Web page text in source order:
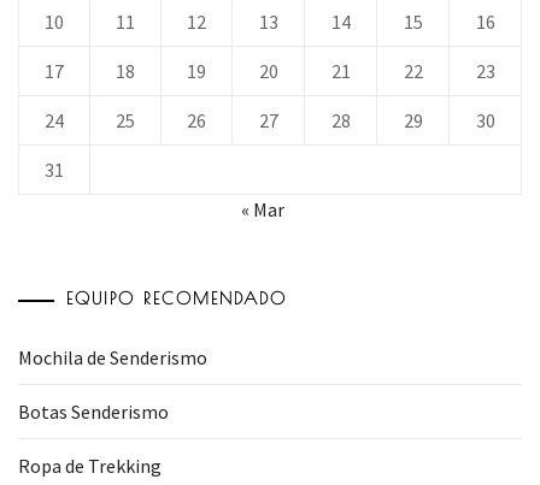
10 11 12 13 14 15 16
17 18 19 20 21 22 23
24 25 26 27 28 29 30
31
« Mar
EQUIPO RECOMENDADO
Mochila de Senderismo
Botas Senderismo
Ropa de Trekking